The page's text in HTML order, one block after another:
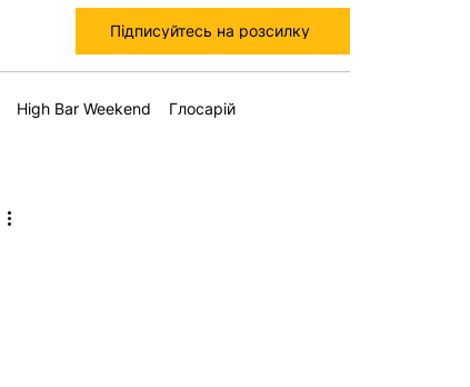
Підписуйтесь на розсилку
High Bar Weekend Глосарій